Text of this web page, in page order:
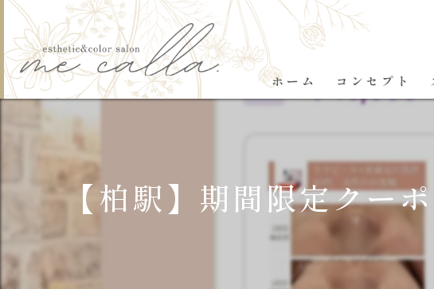
ホーム コンセプト
【柏駅】期間限定クー